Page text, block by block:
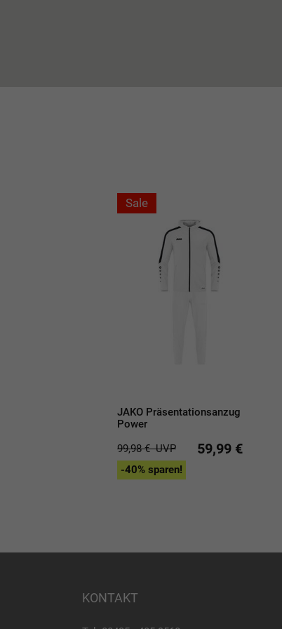
Sale
JAKO Präsentationsanzug
Power
99,98 €UVP 59,99 €
-40% sparen!
KONTAKT